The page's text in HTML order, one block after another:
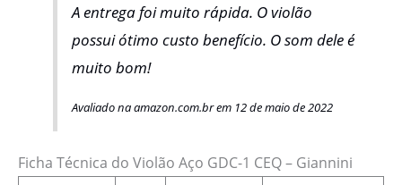
A entrega foi muito rápida. O violão
possui ótimo custo benefício. O som dele é
muito bom!
Avaliado na amazon.com.br em 12 de maio de 2022
Ficha Técnica do Violão Aço GDC-1 CEQ – Giannini